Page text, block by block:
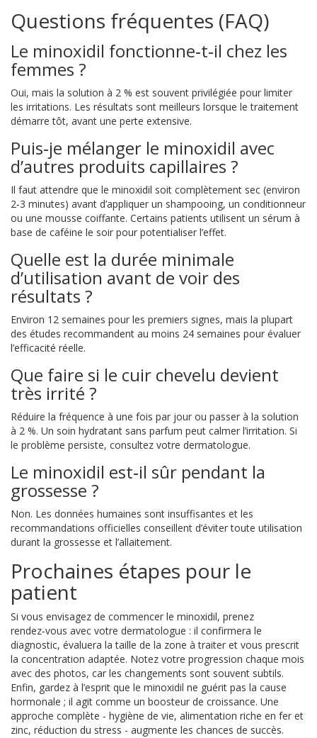
Questions fréquentes (FAQ)
Le minoxidil fonctionne‑t‑il chez les
femmes ?
Oui, mais la solution à 2 % est souvent privilégiée pour limiter
les irritations. Les résultats sont meilleurs lorsque le traitement
démarre tôt, avant une perte extensive.
Puis‑je mélanger le minoxidil avec
d’autres produits capillaires ?
Il faut attendre que le minoxidil soit complètement sec (environ
2‑3 minutes) avant d’appliquer un shampooing, un conditionneur
ou une mousse coiffante. Certains patients utilisent un sérum à
base de caféine le soir pour potentialiser l’effet.
Quelle est la durée minimale
d’utilisation avant de voir des
résultats ?
Environ 12 semaines pour les premiers signes, mais la plupart
des études recommandent au moins 24 semaines pour évaluer
l’efficacité réelle.
Que faire si le cuir chevelu devient
très irrité ?
Réduire la fréquence à une fois par jour ou passer à la solution
à 2 %. Un soin hydratant sans parfum peut calmer l’irritation. Si
le problème persiste, consultez votre dermatologue.
Le minoxidil est‑il sûr pendant la
grossesse ?
Non. Les données humaines sont insuffisantes et les
recommandations officielles conseillent d’éviter toute utilisation
durant la grossesse et l’allaitement.
Prochaines étapes pour le
patient
Si vous envisagez de commencer le minoxidil, prenez
rendez‑vous avec votre dermatologue : il confirmera le
diagnostic, évaluera la taille de la zone à traiter et vous prescrit
la concentration adaptée. Notez votre progression chaque mois
avec des photos, car les changements sont souvent subtils.
Enfin, gardez à l’esprit que le minoxidil ne guérit pas la cause
hormonale ; il agit comme un boosteur de croissance. Une
approche complète - hygiène de vie, alimentation riche en fer et
zinc, réduction du stress - augmente les chances de succès.